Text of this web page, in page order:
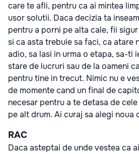
care te afli, pentru ca ai mintea
usor solutii. Daca decizia ta
pentru a porni pe alta cale, fii
si ca asta trebuie sa faci, ca atare
adio, sa lasi in urma o etapa, sa-ti
stare de lucruri sau de la oameni
pentru tine in trecut. Nimic nu e
de momente cand un final de
necesar pentru a te detasa de
pe alt drum. Ai curaj sa alegi noua
RAC
Daca asteptai de unde vestea ca